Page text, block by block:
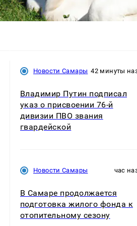
Новости Самары 42 минуты
Владимир Путин подписал
указ о присвоении 76-й
дивизии ПВО звания
гвардейской
Новости Самары час
В Самаре продолжается
подготовка жилого фонда к
отопительному сезону